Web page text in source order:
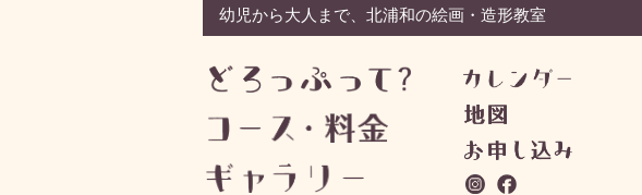
幼児から大人まで、北浦和の絵画・造形教室